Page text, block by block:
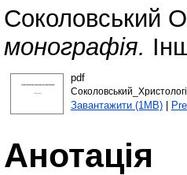
Соколовський
монографія.
pdf
Завантажити (1MB)|
Анотація